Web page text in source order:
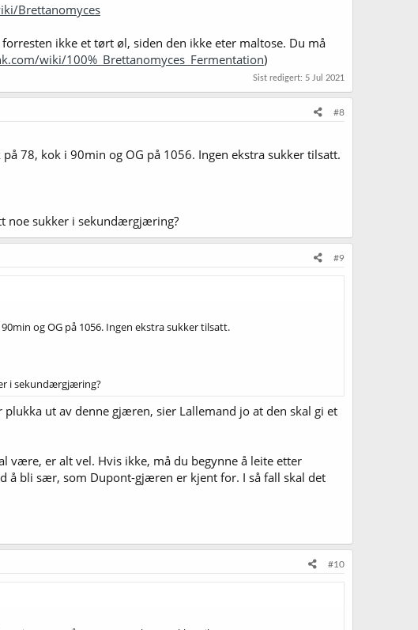
Brettanomyces
ikke et tørt øl, siden den ikke eter maltose. Du må
wiki/100%_Brettanomyces_Fermentation)
Sist redigert: 5 Jul 2021
#8
78, kok i 90min og OG på 1056. Ingen ekstra sukker tilsatt.
noe sukker i sekundærgjæring?
#9
og OG på 1056. Ingen ekstra sukker tilsatt.
i sekundærgjæring?
ut av denne gjæren, sier Lallemand jo at den skal gi et
være, er alt vel. Hvis ikke, må du begynne å leite etter
å bli sær, som Dupont-gjæren er kjent for. I så fall skal det
#10